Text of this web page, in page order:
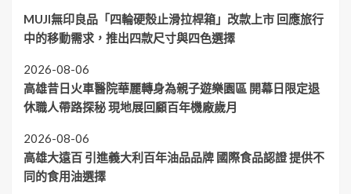
MUJI無印良品「四輪硬殼止滑拉桿箱」改款上市 回應旅行
中的移動需求，推出四款尺寸與四色選擇
2026-08-06
高雄昔日火車醫院華麗轉身為親子遊樂園區 開幕日限定退
休職人帶路探秘 現地展回顧百年機廠歲月
2026-08-06
高雄大遠百 引進義大利百年油品品牌 國際食品認證 提供不
同的食用油選擇